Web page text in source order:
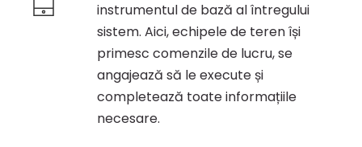
instrumentul de bază al întregului
sistem. Aici, echipele de teren își
primesc comenzile de lucru, se
angajează să le execute și
completează toate informațiile
necesare.